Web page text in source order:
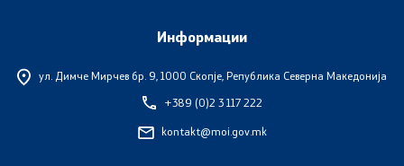
Информации
ул. Димче Мирчев бр. 9, 1000 Скопје, Република Северна Македонија
+389 (0)2 3 117 222
kontakt@moi.gov.mk